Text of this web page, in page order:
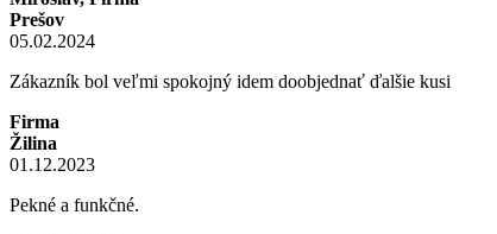
Prešov
05.02.2024
Zákazník bol veľmi spokojný idem doobjednať ďalšie kusi
Firma
Žilina
01.12.2023
Pekné a funkčné.